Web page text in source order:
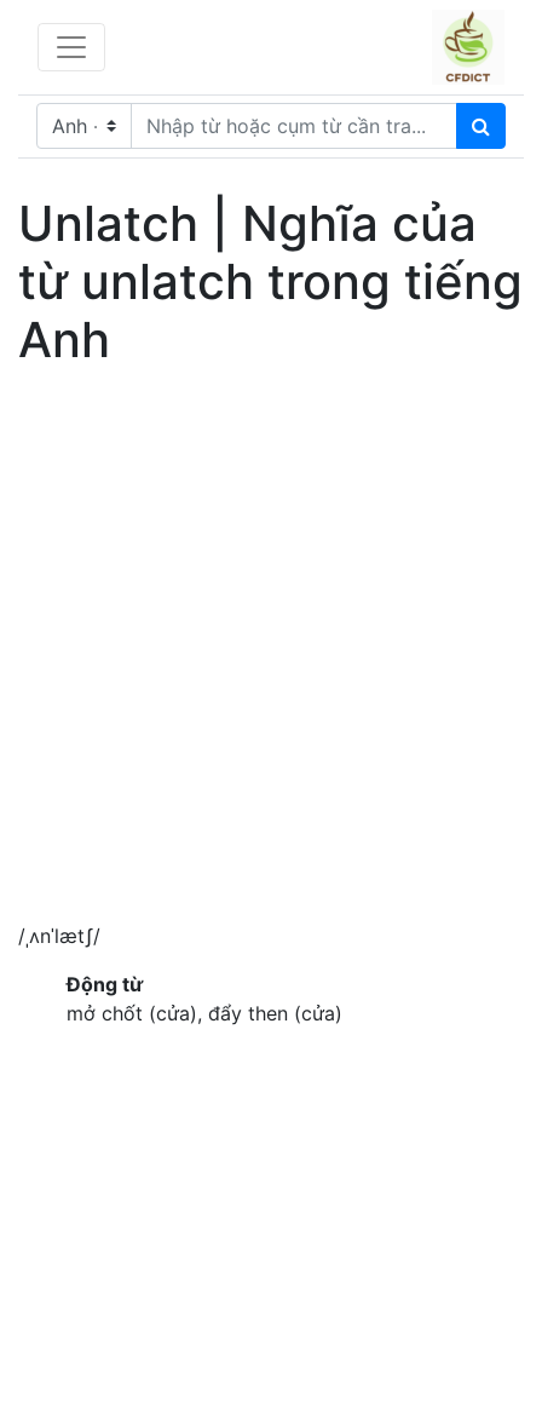
Unlatch | Nghĩa của
từ unlatch trong tiếng
Anh
/ˌʌnˈlætʃ/
Động từ
mở chốt (cửa), đẩy then (cửa)